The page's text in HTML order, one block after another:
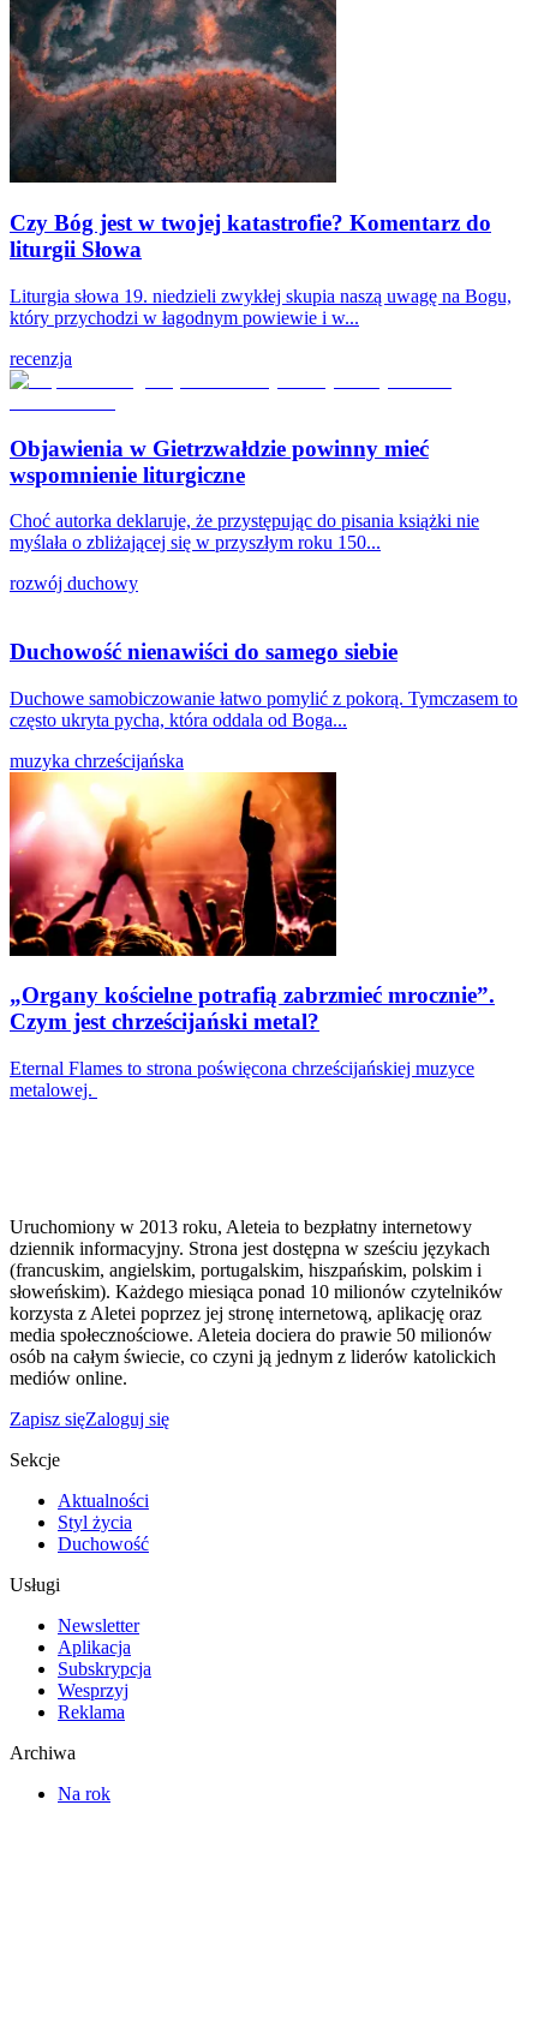
Czy Bóg jest w twojej katastrofie? Komentarz do
liturgii Słowa
Liturgia słowa 19. niedzieli zwykłej skupia naszą uwagę na Bogu,
który przychodzi w łagodnym powiewie i w...
recenzja
Objawienia w Gietrzwałdzie powinny mieć
wspomnienie liturgiczne
Choć autorka deklaruje, że przystępując do pisania książki nie
myślała o zbliżającej się w przyszłym roku 150...
rozwój duchowy
Duchowość nienawiści do samego siebie
Duchowe samobiczowanie łatwo pomylić z pokorą. Tymczasem to
często ukryta pycha, która oddala od Boga...
muzyka chrześcijańska
„Organy kościelne potrafią zabrzmieć mrocznie”.
Czym jest chrześcijański metal?
Eternal Flames to strona poświęcona chrześcijańskiej muzyce
metalowej.
Uruchomiony w 2013 roku, Aleteia to bezpłatny internetowy
dziennik informacyjny. Strona jest dostępna w sześciu językach
(francuskim, angielskim, portugalskim, hiszpańskim, polskim i
słoweńskim). Każdego miesiąca ponad 10 milionów czytelników
korzysta z Aletei poprzez jej stronę internetową, aplikację oraz
media społecznościowe. Aleteia dociera do prawie 50 milionów
osób na całym świecie, co czyni ją jednym z liderów katolickich
mediów online.
Zapisz sięZaloguj się
Sekcje
Aktualności
Styl życia
Duchowość
Usługi
Newsletter
Aplikacja
Subskrypcja
Wesprzyj
Reklama
Archiwa
Na rok